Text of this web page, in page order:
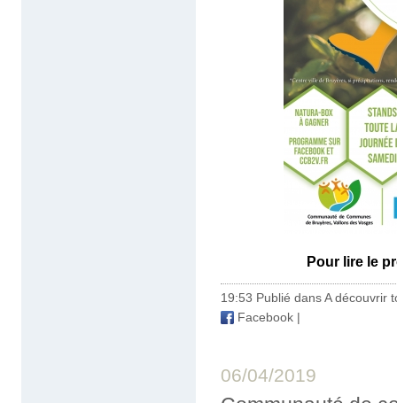
Pour lire le
19:53 Publié dansA découvrir
Facebook |
06/04/2019